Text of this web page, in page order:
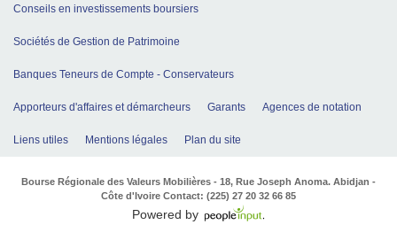
Conseils en investissements boursiers
Sociétés de Gestion de Patrimoine
Banques Teneurs de Compte - Conservateurs
Apporteurs d'affaires et démarcheurs Garants Agences de notation
Liens utiles Mentions légales Plan du site
Bourse Régionale des Valeurs Mobilières - 18, Rue Joseph Anoma. Abidjan -
Côte d'Ivoire Contact: (225) 27 20 32 66 85
Powered by